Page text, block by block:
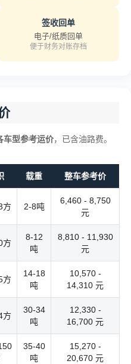
签收回单
电子/纸质回单
便于财务对账存档
车型参考运价，已含油路费。
载重 整车参考价
方 2-8吨
6,460 - 8,750
元
方
8-12
吨
8,810 - 11,930
元
方
14-18
吨
10,570 -
14,310 元
方
30-34
吨
12,330 -
16,700 元
35-40
吨
15,270 -
20,670 元